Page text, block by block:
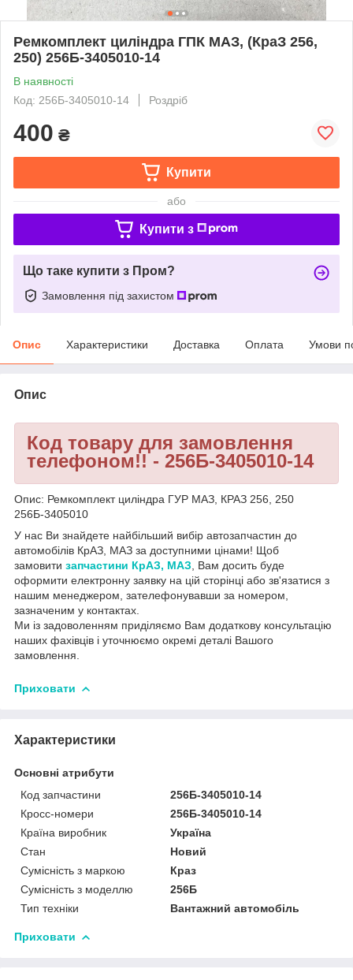
Ремкомплект циліндра ГПК МАЗ, (КраЗ 256,
250) 256Б-3405010-14
В наявності
Код: 256Б-3405010-14
Роздріб
400 ₴
Купити
або
Купити з
Що таке купити з Пром?
Замовлення під захистом
Опис Характеристики Доставка Оплата Умови
Опис
Код товару для замовлення
телефоном!! - 256Б-3405010-14
Опис: Ремкомплект циліндра ГУР МАЗ, КРАЗ 256, 250
256Б-3405010
У нас Ви знайдете найбільший вибір автозапчастин до
автомобілів КрАЗ, МАЗ за доступними цінами! Щоб
замовити запчастини КрАЗ, МАЗ , Вам досить буде
оформити електронну заявку на цій сторінці або зв'язатися з
нашим менеджером, зателефонувавши за номером,
зазначеним у контактах.
Ми із задоволенням приділяємо Вам додаткову консультацію
наших фахівців і уточнюємо окремі деталі Вашого
замовлення.
Приховати
Характеристики
Основні атрибути
Код запчастини
256Б-3405010-14
Кросс-номери
256Б-3405010-14
Країна виробник
Україна
Стан
Новий
Сумісність з маркою
Краз
Сумісність з моделлю
256Б
Тип техніки
Вантажний автомобіль
Приховати